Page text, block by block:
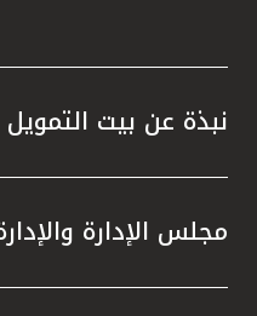
تركيا
مصر
نبذة عن بيت
مجلس الإدارة